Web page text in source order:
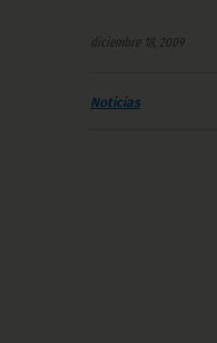
diciembre 18, 2009
Noticias